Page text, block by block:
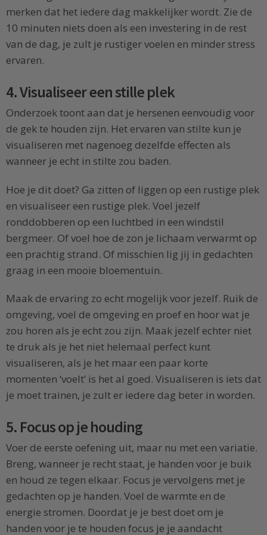
merken dat het iedere dag makkelijker wordt. Zie de
10 minuten niets doen als een investering in de rest
van de dag, je zult je rustiger voelen en minder stress
ervaren.
4. Visualiseer een stille plek
Onderzoek toont aan dat je hersenen eenvoudig voor
de gek te houden zijn. Het ervaren van stilte kun je
visualiseren met nagenoeg dezelfde effecten als
wanneer je echt in stilte zou baden.
Hoe je dit doet? Ga zitten of liggen op een rustige plek
en visualiseer een rustige plek. Voel jezelf
ronddobberen op een luchtbed in een windstil
bergmeer. Of voel hoe de zon je lichaam verwarmt op
een prachtig strand. Of misschien lig jij in gedachten
graag in een mooie bloementuin.
Maak de ervaring zo echt mogelijk voor jezelf. Ruik de
omgeving, voel de omgeving en proef en hoor wat je
zou horen als je echt zou zijn. Maak jezelf echter niet
te druk als je het niet helemaal perfect kunt
visualiseren, als je het maar een paar korte
momenten ‘voelt’ is het al goed. Visualiseren is iets dat
je moet trainen, je zult er iedere dag beter in worden.
5. Focus op je houding
Voer de eerste oefening uit, maar nu met een variatie.
Breng, wanneer je recht staat, je handen voor je buik
en houd ze tegen elkaar. Focus je vervolgens met je
gedachten op je handen. Voel de warmte en de
energie stromen. Doordat je je best doet om je
handen voor je te houden focus je je aandacht